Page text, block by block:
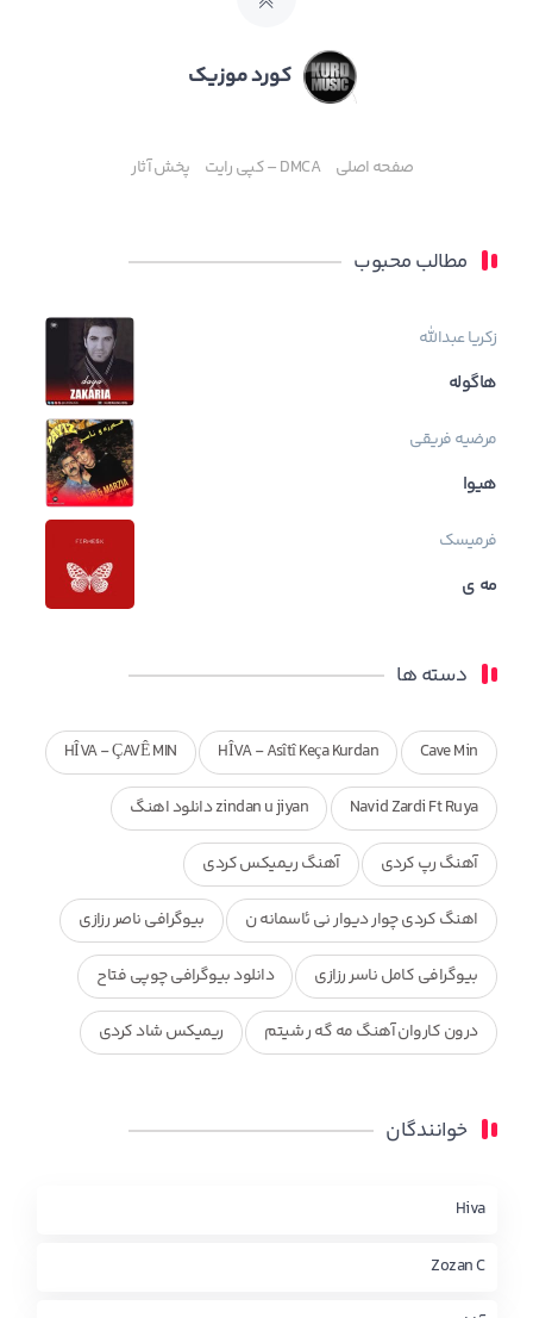
کورد موزیک
صفحه اصلی DMCA – کپی رایت پخش آثار
مطالب محبوب
زکریا عبدالله
هاگوله
مرضیه فریقی
هیوا
فرمیسک
مه ی
دسته ها
Cave Min
HÎVA - Asîtî Keça Kurdan
HÎVA - ÇAVÊ MIN
Navid Zardi Ft Ruya zindan u jiyan دانلود اهنگ
آهنگ رپ کردی آهنگ ریمیکس کردی
اهنگ کردی چوار دیوار نی ئاسمانه ن بیوگرافی ناصر رزازی
بیوگرافی کامل ناسر رزازی دانلود بیوگرافی چوپی فتاح
درون کاروان آهنگ مه گه ر شیتم ریمیکس شاد کردی
محمد جزا
چاو من
خوانندگان
Hiva
Zozan C